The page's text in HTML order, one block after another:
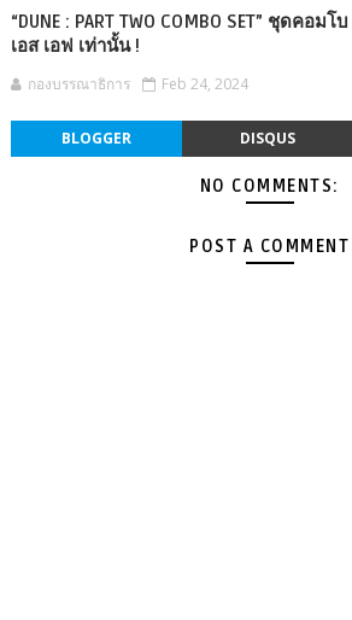
“DUNE : PART TWO COMBO SET” ชุดคอ
เอส เอฟ เท่านั้น !
กองบรรณาธิการ Feb 24, 2024
BLOGGER DISQUS
NO COMMENTS:
POST A COMMENT